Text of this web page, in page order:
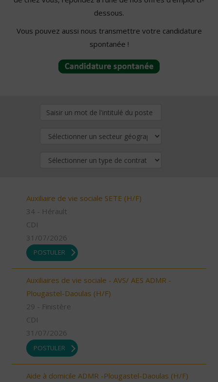
dessous.
Vous pouvez aussi nous transmettre votre candidature
spontanée !
Auxiliaire de vie sociale SETE (H/F)
34 - Hérault
CDI
31/07/2026
POSTULER
Auxiliaires de vie sociale - AVS/ AES ADMR -
Plougastel-Daoulas (H/F)
29 - Finistère
CDI
31/07/2026
POSTULER
Aide à domicile ADMR -Plougastel-Daoulas (H/F)